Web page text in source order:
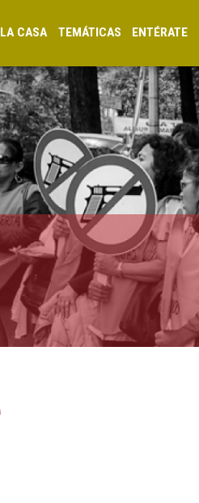
LA CASA TEMÁTICAS ENTÉRATE